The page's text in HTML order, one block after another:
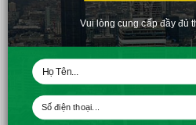
Dự án căn hộ Nguyễn Xí của Hưng
trí tuệ con người từ những nhà thiết
Vui lòng cung cấp đầy đủ